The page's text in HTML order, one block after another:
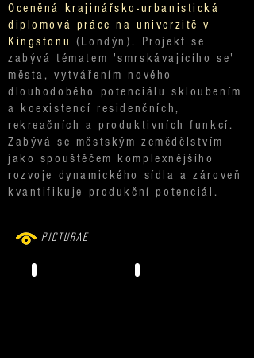
Oceněná krajinářsko-urbanistická
diplomová práce na univerzitě v
Kingstonu (Londýn). Projekt se
zabývá tématem 'smrskávajícího se'
města,vytvářením nového
dlouhodobého potenciálu skloubením
a koexistencí residenčních,
rekreačních a produktivních funkcí.
Zabývá se městským zemědělstvím
jako spouštěčem komplexnějšího
rozvoje dynamického sídla a zároveň
kvantifikuje produkční potenciál.
PICTURAE